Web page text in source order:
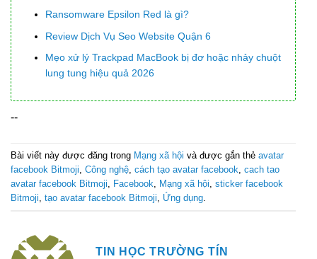
Ransomware Epsilon Red là gì?
Review Dịch Vụ Seo Website Quận 6
Mẹo xử lý Trackpad MacBook bị đơ hoặc nhảy chuột
lung tung hiệu quả 2026
--
Bài viết này được đăng trong Mạng xã hội và được gắn thẻ avatar
facebook Bitmoji Công nghệ cách tạo avatar facebook cach tao
avatar facebook Bitmoji
Facebook Mạng xã hội sticker facebook
Bitmoji tạo avatar facebook Bitmoji Ứng dụng
TIN HỌC TRƯỜNG TÍN